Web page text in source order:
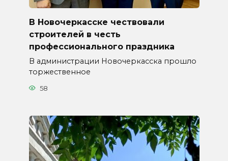
В Новочеркасске чествовали
строителей в честь
профессионального праздника
В администрации Новочеркасска прошло
торжественное
58